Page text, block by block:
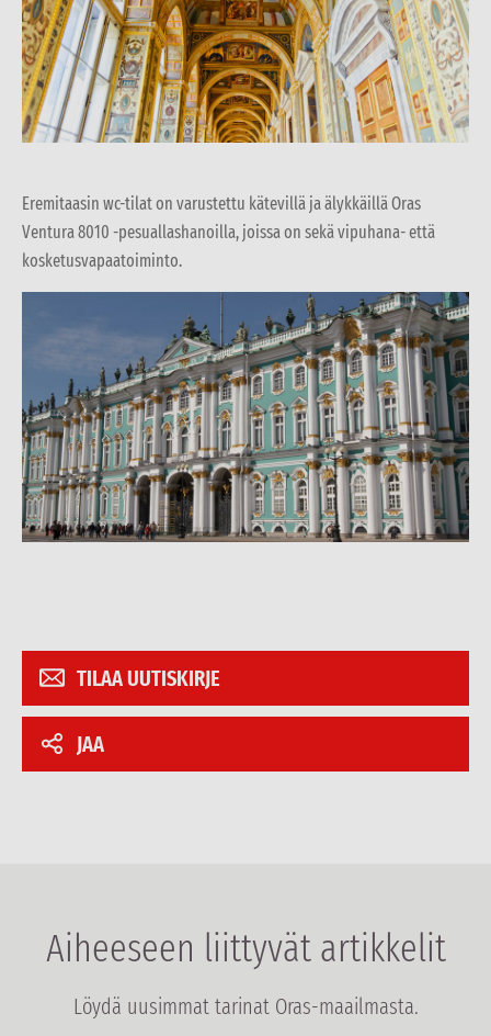
Eremitaasin wc-tilat on varustettu kätevillä ja älykkäillä Oras
Ventura 8010 -pesuallashanoilla, joissa on sekä vipuhana- että
kosketusvapaatoiminto.
TILAA UUTISKIRJE
JAA
Aiheeseen liittyvät artikkelit
Löydä uusimmat tarinat Oras-maailmasta.